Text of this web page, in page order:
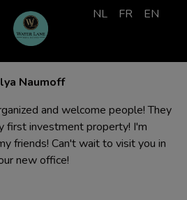
NL FR EN
Naumoff
and welcome people! They
first investment property! I'm
friends! Can't wait to visit you in
new office!